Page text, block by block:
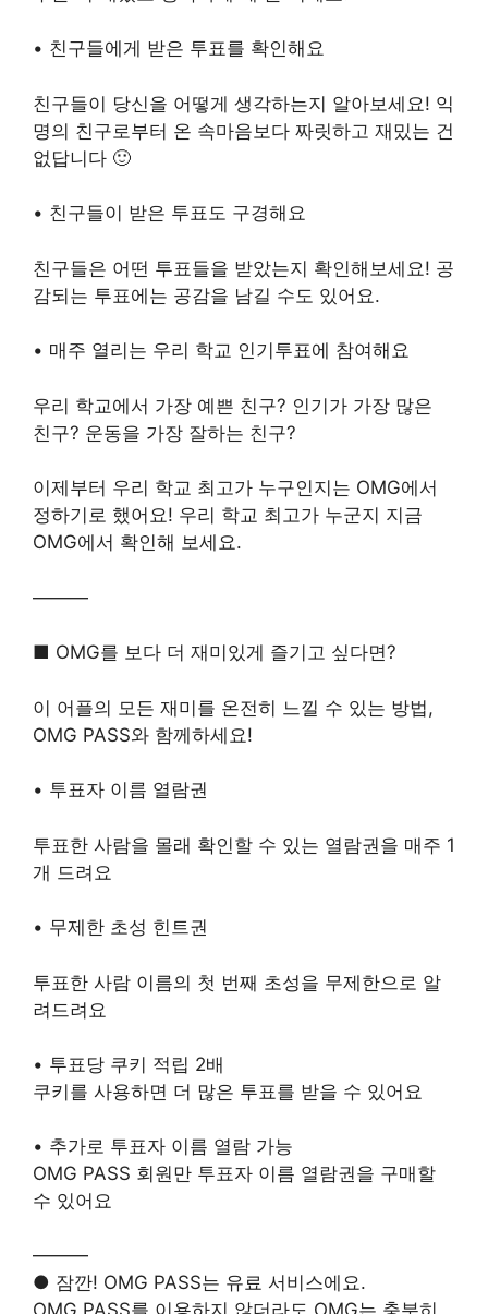
• 친구들에게 받은 투표를 확인해요
친구들이 당신을 어떻게 생각하는지 알아보세요! 익
명의 친구로부터 온 속마음보다 짜릿하고 재밌는 건
없답니다 🙂
• 친구들이 받은 투표도 구경해요
친구들은 어떤 투표들을 받았는지 확인해보세요! 공
감되는 투표에는 공감을 남길 수도 있어요.
• 매주 열리는 우리 학교 인기투표에 참여해요
우리 학교에서 가장 예쁜 친구? 인기가 가장 많은
친구? 운동을 가장 잘하는 친구?
이제부터 우리 학교 최고가 누구인지는 OMG에서
정하기로 했어요! 우리 학교 최고가 누군지 지금
OMG에서 확인해 보세요.
———
■ OMG를 보다 더 재미있게 즐기고 싶다면?
이 어플의 모든 재미를 온전히 느낄 수 있는 방법,
OMG PASS와 함께하세요!
• 투표자 이름 열람권
투표한 사람을 몰래 확인할 수 있는 열람권을 매주 1
개 드려요
• 무제한 초성 힌트권
투표한 사람 이름의 첫 번째 초성을 무제한으로 알
려드려요
• 투표당 쿠키 적립 2배
쿠키를 사용하면 더 많은 투표를 받을 수 있어요
• 추가로 투표자 이름 열람 가능
OMG PASS 회원만 투표자 이름 열람권을 구매할
수 있어요
———
● 잠깐! OMG PASS는 유료 서비스에요.